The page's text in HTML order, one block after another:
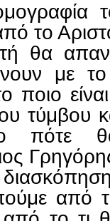
το
θα
με
ποιο
τύμβου
πότε
από